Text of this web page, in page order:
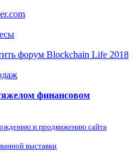
форум Blockchain Life 2018
финансовом
и продвижению сайта
выставки